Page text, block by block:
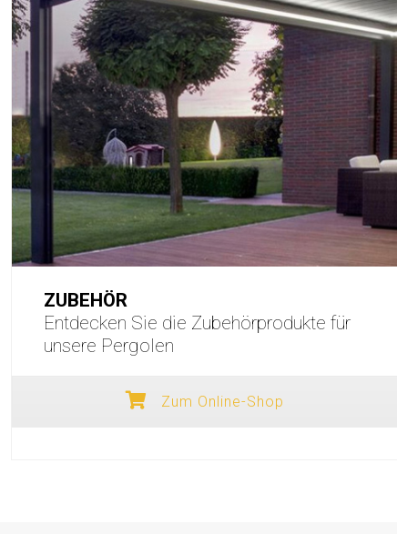
ZUBEHÖR
Entdecken Sie die Zubehörprodukte für
unsere Pergolen
Zum Online-Shop